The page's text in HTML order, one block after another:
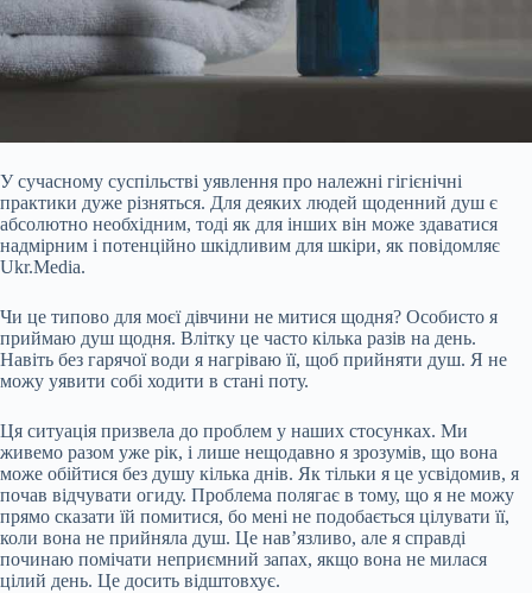
У сучасному суспільстві уявлення про належні гігієнічні
практики дуже різняться. Для деяких людей щоденний душ є
абсолютно необхідним, тоді як для інших він може здаватися
надмірним і потенційно шкідливим для шкіри, як повідомляє
Ukr.Media.
Чи це типово для моєї дівчини не митися щодня? Особисто я
приймаю душ щодня. Влітку це часто кілька разів на день.
Навіть без гарячої води я нагріваю її, щоб прийняти душ. Я не
можу уявити собі ходити в стані поту.
Ця ситуація призвела до проблем у наших стосунках. Ми
живемо разом уже рік, і лише нещодавно я зрозумів, що вона
може обійтися без душу кілька днів. Як тільки я це усвідомив, я
почав відчувати огиду. Проблема полягає в тому, що я не можу
прямо сказати їй помитися, бо мені не подобається цілувати її,
коли вона не прийняла душ. Це нав’язливо, але я справді
починаю помічати неприємний запах, якщо вона не милася
цілий день. Це досить відштовхує.